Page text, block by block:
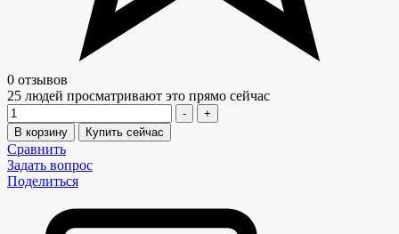
0 отзывов
25 людей просматривают это прямо сейчас
Количество
-
+
В корзину
Купить сейчас
Сравнить
Задать вопрос
Поделиться